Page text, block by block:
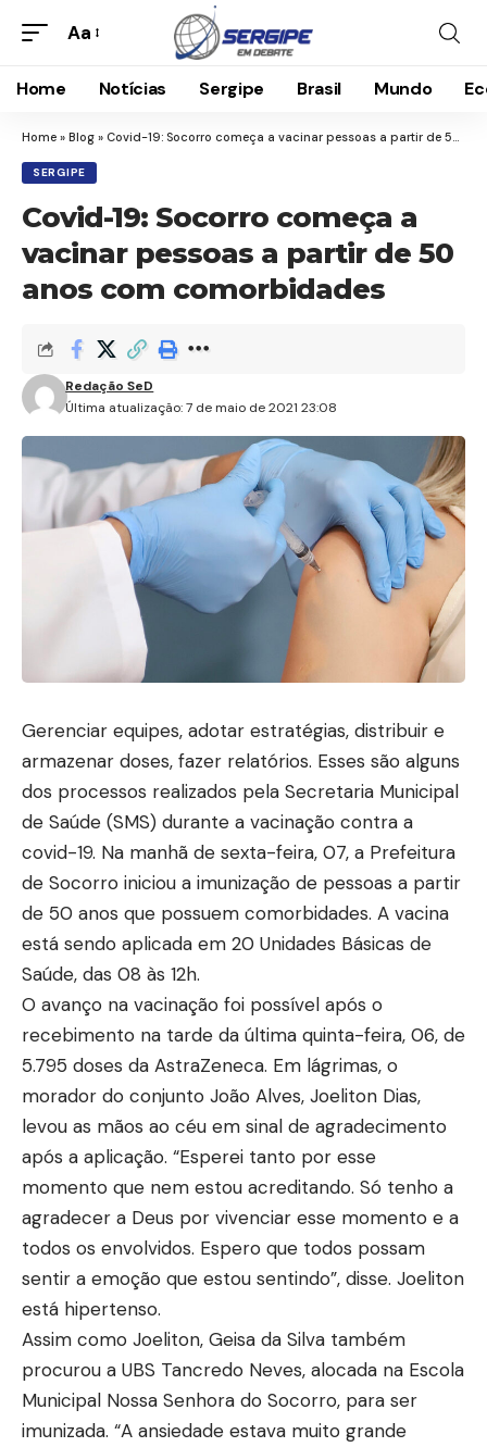
Aa
Home Notícias Sergipe Brasil Mundo
Home » Blog » Covid-19: Socorro começa a vacinar pessoas a partir de 50 anos com comorbidades
SERGIPE
Covid-19: Socorro começa a
vacinar pessoas a partir de 50
anos com comorbidades
Última atualização: 7 de maio de 2021 23:08
Redação SeD
Gerenciar equipes, adotar estratégias, distribuir e
armazenar doses, fazer relatórios. Esses são alguns
dos processos realizados pela Secretaria Municipal
de Saúde (SMS) durante a vacinação contra a
covid-19. Na manhã de sexta-feira, 07, a Prefeitura
de Socorro iniciou a imunização de pessoas a partir
de 50 anos que possuem comorbidades. A vacina
está sendo aplicada em 20 Unidades Básicas de
Saúde, das 08 às 12h.
O avanço na vacinação foi possível após o
recebimento na tarde da última quinta-feira, 06, de
5.795 doses da AstraZeneca. Em lágrimas, o
morador do conjunto João Alves, Joeliton Dias,
levou as mãos ao céu em sinal de agradecimento
após a aplicação. “Esperei tanto por esse
momento que nem estou acreditando. Só tenho a
agradecer a Deus por vivenciar esse momento e a
todos os envolvidos. Espero que todos possam
sentir a emoção que estou sentindo”, disse. Joeliton
está hipertenso.
Assim como Joeliton, Geisa da Silva também
procurou a UBS Tancredo Neves, alocada na Escola
Municipal Nossa Senhora do Socorro, para ser
imunizada. “A ansiedade estava muito grande